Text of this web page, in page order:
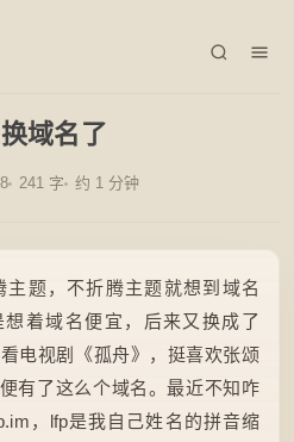
域名了
241 字 约 1 分钟
题，不折腾主题就想到域名
想着域名便宜，后来又换成了
电视剧《孤舟》，挺喜欢张颂
有了这么个域名。最近不知咋
，lfp是我自己姓名的拼音缩